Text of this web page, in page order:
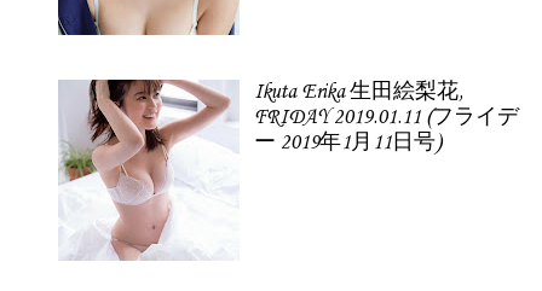
Ikuta Erika 生田絵梨花,
FRIDAY 2019.01.11 (フライデ
ー 2019年1月11日号)